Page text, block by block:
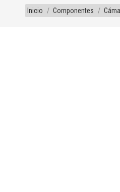
Estás aquí:
Inicio Componentes